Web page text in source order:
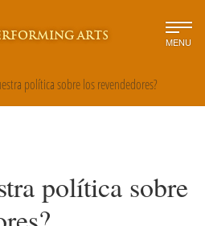
ARTS MENU
política sobre los revendedores?
política sobre